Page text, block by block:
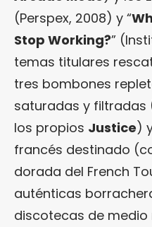
(Perspex, 2008) y “
Stop Working?”
temas titulares
tres bombones
saturadas y filtradas
los propios Justice)
francés destinado
dorada del French
auténticas
discotecas de medio